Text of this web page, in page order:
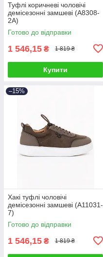
Туфлі коричневі чоловічі
демісезонні замшеві (A8308-
2A)
Готово до відправки
1 546,15 ₴ 1 819 ₴
Купити
–15%
Хакі туфлі чоловічі
демісезонні замшеві (A11031-
7)
Готово до відправки
1 546,15 ₴ 1 819 ₴